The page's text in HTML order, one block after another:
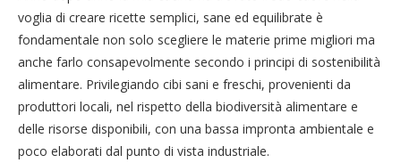
voglia di creare ricette semplici, sane ed equilibrate è
fondamentale non solo scegliere le materie prime migliori ma
anche farlo consapevolmente secondo i principi di sostenibilità
alimentare. Privilegiando cibi sani e freschi, provenienti da
produttori locali, nel rispetto della biodiversità alimentare e
delle risorse disponibili, con una bassa impronta ambientale e
poco elaborati dal punto di vista industriale.